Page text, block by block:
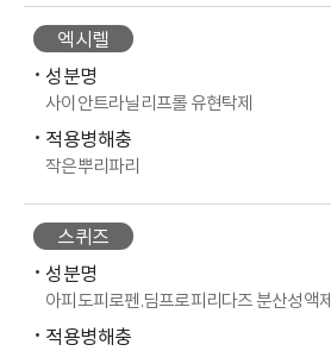
엑시렐
성분명
사이안트라닐리프롤 유현탁제
적용병해충
작은뿌리파리
스퀴즈
성분명
아피도피로펜.딤프로피리다즈 분산성액제
적용병해충